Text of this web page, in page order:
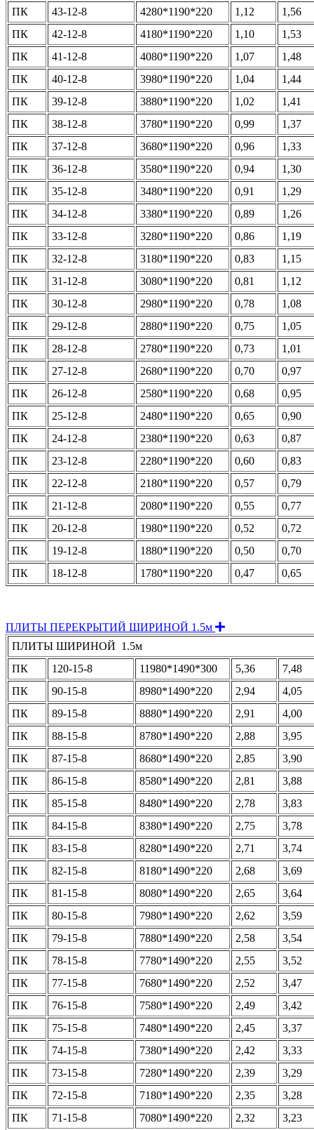
ПК
43-12-8 4280*1190*220 1,12
1,56
ПК
42-12-8 4180*1190*220 1,10
1,53
ПК
41-12-8 4080*1190*220 1,07
1,48
ПК
40-12-8 3980*1190*220 1,04
1,44
ПК
39-12-8 3880*1190*220 1,02
1,41
ПК
38-12-8 3780*1190*220 0,99
1,37
ПК
37-12-8 3680*1190*220 0,96
1,33
ПК
36-12-8 3580*1190*220 0,94
1,30
ПК
35-12-8 3480*1190*220 0,91
1,29
ПК
34-12-8 3380*1190*220 0,89
1,26
ПК
33-12-8 3280*1190*220 0,86
1,19
ПК
32-12-8 3180*1190*220 0,83
1,15
ПК
31-12-8 3080*1190*220 0,81
1,12
ПК
30-12-8 2980*1190*220 0,78
1,08
ПК
29-12-8 2880*1190*220 0,75
1,05
ПК
28-12-8 2780*1190*220 0,73
1,01
ПК
27-12-8 2680*1190*220 0,70
0,97
ПК
26-12-8 2580*1190*220 0,68
0,95
ПК
25-12-8 2480*1190*220 0,65
0,90
ПК
24-12-8 2380*1190*220 0,63
0,87
ПК
23-12-8 2280*1190*220 0,60
0,83
ПК
22-12-8 2180*1190*220 0,57
0,79
ПК
21-12-8 2080*1190*220 0,55
0,77
ПК
20-12-8 1980*1190*220 0,52
0,72
ПК
19-12-8 1880*1190*220 0,50
0,70
ПК
18-12-8 1780*1190*220 0,47 0,65
ПЛИТЫ ПЕРЕКРЫТИЙ ШИРИНОЙ 1.5м Expand
ПЛИТЫ ШИРИНОЙ 1.5м
ПК
120-15-8 11980*1490*300 5,36
7,48
ПК
90-15-8 8980*1490*220 2,94
4,05
ПК
89-15-8 8880*1490*220 2,91
4,00
ПК
88-15-8 8780*1490*220 2,88
3,95
ПК
87-15-8 8680*1490*220 2,85
3,90
ПК
86-15-8 8580*1490*220 2,81
3,88
ПК
85-15-8 8480*1490*220 2,78
3,83
ПК
84-15-8 8380*1490*220 2,75
3,78
ПК
83-15-8 8280*1490*220 2,71
3,74
ПК
82-15-8 8180*1490*220 2,68
3,69
ПК
81-15-8 8080*1490*220 2,65
3,64
ПК
80-15-8 7980*1490*220 2,62
3,59
ПК
79-15-8 7880*1490*220 2,58
3,54
ПК
78-15-8 7780*1490*220 2,55
3,52
ПК
77-15-8 7680*1490*220 2,52
3,47
ПК
76-15-8 7580*1490*220 2,49
3,42
ПК
75-15-8 7480*1490*220 2,45
3,37
ПК
74-15-8 7380*1490*220 2,42
3,33
ПК
73-15-8 7280*1490*220 2,39
3,29
ПК
72-15-8 7180*1490*220 2,35
3,28
ПК
71-15-8 7080*1490*220 2,32 3,23